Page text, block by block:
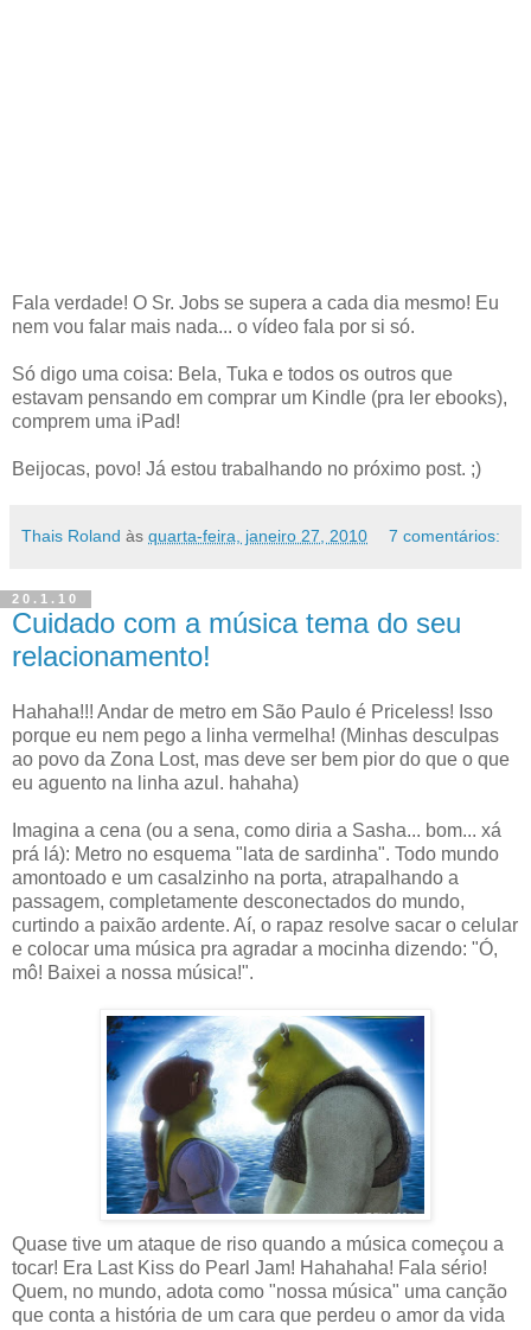
Fala verdade! O Sr. Jobs se supera a cada dia mesmo! Eu
nem vou falar mais nada... o vídeo fala por si só.
Só digo uma coisa: Bela, Tuka e todos os outros que
estavam pensando em comprar um Kindle (pra ler ebooks),
comprem uma iPad!
Beijocas, povo! Já estou trabalhando no próximo post. ;)
Thais Roland às quarta-feira, janeiro 27, 2010 7 comentários:
20.1.10
Cuidado com a música tema do seu
relacionamento!
Hahaha!!! Andar de metro em São Paulo é Priceless! Isso
porque eu nem pego a linha vermelha! (Minhas desculpas
ao povo da Zona Lost, mas deve ser bem pior do que o que
eu aguento na linha azul. hahaha)
Imagina a cena (ou a sena, como diria a Sasha... bom... xá
prá lá): Metro no esquema "lata de sardinha". Todo mundo
amontoado e um casalzinho na porta, atrapalhando a
passagem, completamente desconectados do mundo,
curtindo a paixão ardente. Aí, o rapaz resolve sacar o celular
e colocar uma música pra agradar a mocinha dizendo: "Ó,
mô! Baixei a nossa música!".
Quase tive um ataque de riso quando a música começou a
tocar! Era Last Kiss do Pearl Jam! Hahahaha! Fala sério!
Quem, no mundo, adota como "nossa música" uma canção
que conta a história de um cara que perdeu o amor da vida